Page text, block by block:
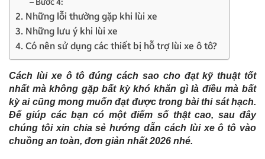
2. Những lỗi thường gặp khi lùi xe
3. Những lưu ý khi lùi xe
4. Có nên sử dụng các thiết bị hỗ trợ lùi xe ô tô?
Cách lùi xe ô tô đúng cách sao cho đạt kỹ thuật tốt
nhất mà không gặp bất kỳ khó khăn gì là điều mà bất
kỳ ai cũng mong muốn đạt được trong bài thi sát hạch.
Để giúp các bạn có một điểm số thật cao, sau đây
chúng tôi xin chia sẻ hướng dẫn cách lùi xe ô tô vào
chuồng an toàn, đơn giản nhất 2026 nhé.